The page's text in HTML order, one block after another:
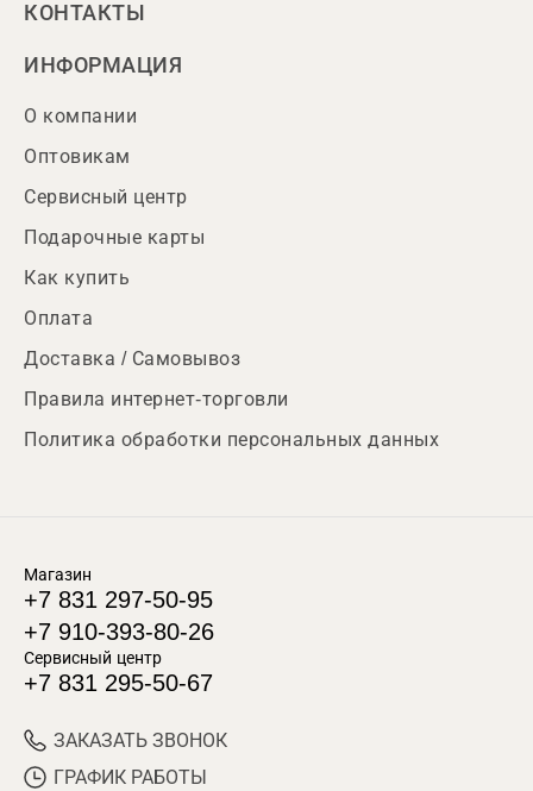
КОНТАКТЫ
ИНФОРМАЦИЯ
О компании
Оптовикам
Сервисный центр
Подарочные карты
Как купить
Оплата
Доставка / Самовывоз
Правила интернет-торговли
Политика обработки персональных данных
Магазин
+7 831 297-50-95
+7 910-393-80-26
Сервисный центр
+7 831 295-50-67
ЗАКАЗАТЬ ЗВОНОК
ГРАФИК РАБОТЫ